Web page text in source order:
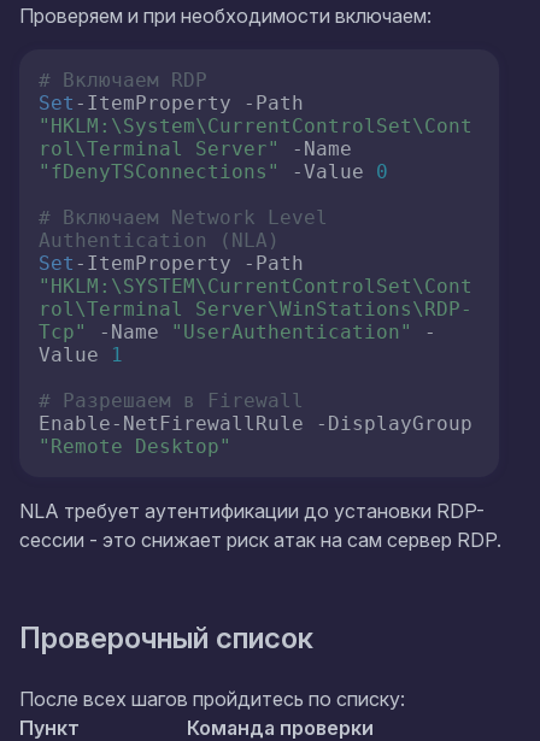
Проверяем и при необходимости включаем:
# Включаем RDP
Set
"HKLM:\System\CurrentControlSet\Cont
rol\Terminal Server"
"fDenyTSConnections"
-Value 0
# Включаем Network Level
Authentication (NLA)
Set
"HKLM:\SYSTEM\CurrentControlSet\Cont
rol\Terminal Server\WinStations\RDP-
Tcp"
-Name "UserAuthentication"
-
Value
1
# Разрешаем в Firewall
"Remote Desktop"
NLA требует аутентификации до установки RDP-
сессии - это снижает риск атак на сам сервер RDP.
Проверочный список
После всех шагов пройдитесь по списку:
Пункт
Команда проверки